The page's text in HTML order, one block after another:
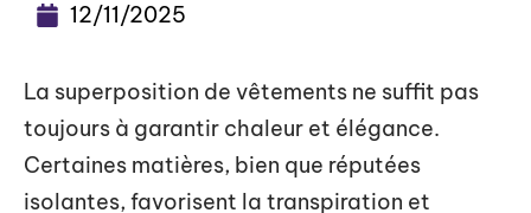
12/11/2025
La superposition de vêtements ne suffit pas
toujours à garantir chaleur et élégance.
Certaines matières, bien que réputées
isolantes, favorisent la transpiration et